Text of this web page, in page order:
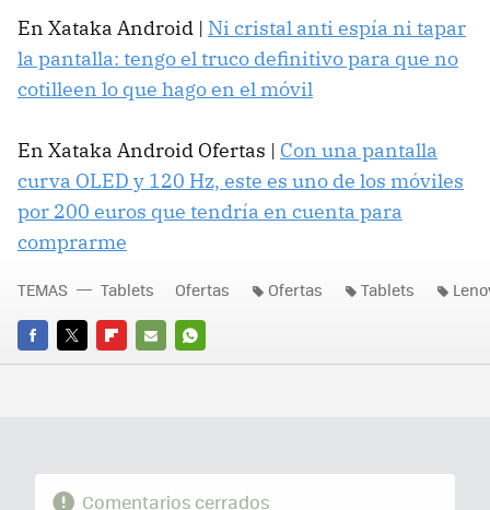
En Xataka Android | Ni cristal anti espía ni tapar
la pantalla: tengo el truco definitivo para que no
cotilleen lo que hago en el móvil
En Xataka Android Ofertas | Con una pantalla
curva OLED y 120 Hz, este es uno de los móviles
por 200 euros que tendría en cuenta para
comprarme
FACEBOOK
TWITTERFLIPBOARD
E-
WHATSAPP
TEMAS Tablets Ofertas Ofertas Tablets
Comentarios cerrados